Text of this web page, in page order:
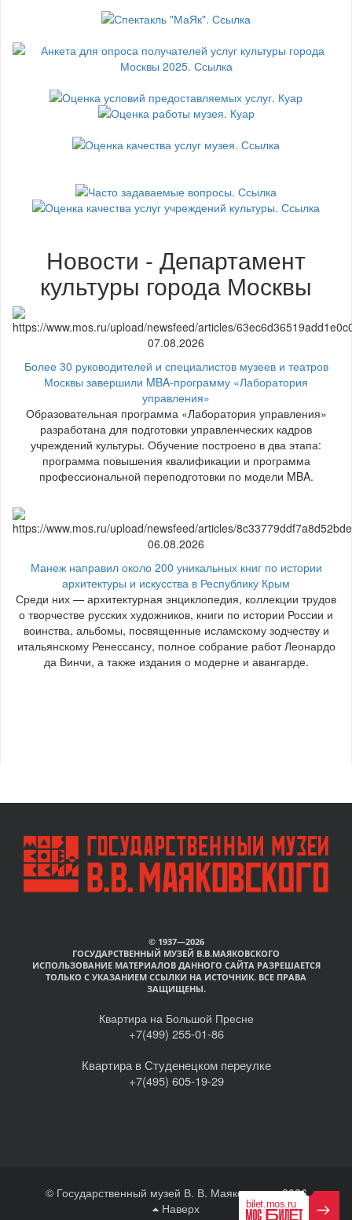
Новости - Департамент
культуры города Москвы
07.08.2026
Более 30 руководителей и специалистов музеев и театров
Москвы завершили MBA-программу «Лаборатория
управления»
Образовательная программа «Лаборатория управления»
разработана для подготовки управленческих кадров
учреждений культуры. Обучение построено в два этапа:
программа повышения квалификации и программа
профессиональной переподготовки по модели MBA.
06.08.2026
Манеж направил около 200 уникальных книг по истории
архитектуры и искусства в Республику Крым
Среди них — архитектурная энциклопедия, коллекции трудов
о творчестве русских художников, книги по истории России и
воинства, альбомы, посвященные исламскому зодчеству и
итальянскому Ренессансу, полное собрание работ Леонардо
да Винчи, а также издания о модерне и авангарде.
© 1937—2026
ГОСУДАРСТВЕННЫЙ МУЗЕЙ В.В.МАЯКОВСКОГО
ИСПОЛЬЗОВАНИЕ МАТЕРИАЛОВ ДАННОГО САЙТА РАЗРЕШАЕТСЯ
ТОЛЬКО С УКАЗАНИЕМ ССЫЛКИ НА ИСТОЧНИК. ВСЕ ПРАВА
ЗАЩИЩЕНЫ.
Квартира на Большой Пресне
+7(499) 255-01-86
Квартира в Студенецком переулке
+7(495) 605-19-29
© Государственный музей В. В. Маяковского, 2026
Наверх